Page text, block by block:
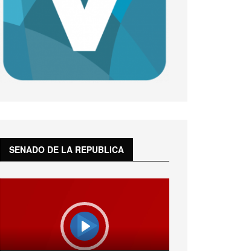
SENADO DE LA REPUBLICA
Play